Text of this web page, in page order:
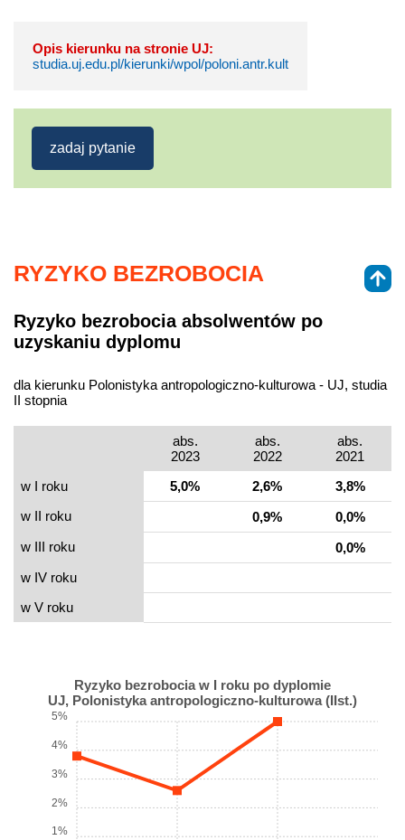
Opis kierunku na stronie UJ:
studia.uj.edu.pl/kierunki/wpol/poloni.antr.kult
zadaj pytanie
RYZYKO BEZROBOCIA
Ryzyko bezrobocia absolwentów po
uzyskaniu dyplomu
dla kierunku Polonistyka antropologiczno-kulturowa - UJ, studia
II stopnia
abs.
2023
abs.
2022
abs.
2021
w I roku
5,0% 2,6%
3,8%
w II roku
0,9%
0,0%
w III roku
0,0%
w IV roku
w V roku
Ryzyko bezrobocia w I roku po dyplomie
UJ, Polonistyka antropologiczno-kulturowa (IIst.)
1%
2%
3%
4%
5%